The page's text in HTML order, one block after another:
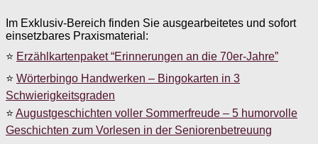
Im Exklusiv-Bereich finden Sie ausgearbeitetes und sofort
einsetzbares Praxismaterial:
⭐ Erzählkartenpaket “Erinnerungen an die 70er-Jahre”
⭐ Wörterbingo Handwerken – Bingokarten in 3
Schwierigkeitsgraden
⭐ Augustgeschichten voller Sommerfreude – 5 humorvolle
Geschichten zum Vorlesen in der Seniorenbetreuung